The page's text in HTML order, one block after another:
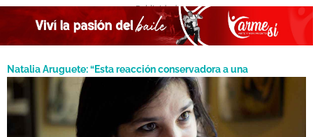
- Publicidad -
Natalia Aruguete: “Esta reacción conservadora a una
investigación periodística, tiene que ver con que se han sentido
aludidos en términos negativos”
Junio 28, 2021